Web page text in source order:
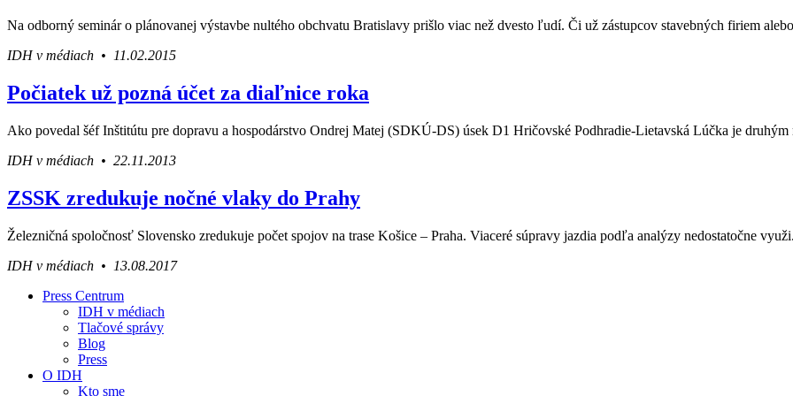
Na odborný seminár o plánovanej výstavbe nultého obchvatu Bratislavy prišlo viac než dvesto ľudí. Či už zástupcov stavebných firiem
IDH v médiach • 11.02.2015
Počiatek už pozná účet za diaľnice roka
Ako povedal šéf Inštitútu pre dopravu a hospodárstvo Ondrej Matej (SDKÚ-DS) úsek D1 Hričovské Podhradie-Lietavská Lúčka je druhým
IDH v médiach • 22.11.2013
ZSSK zredukuje nočné vlaky do Prahy
Železničná spoločnosť Slovensko zredukuje počet spojov na trase Košice – Praha. Viaceré súpravy jazdia podľa analýzy nedostatočne
IDH v médiach • 13.08.2017
Váš sprievodca svetom infraštruktúry a ekonomiky
Press Centrum
IDH v médiach
Tlačové správy
Blog
Press
O IDH
Kto sme